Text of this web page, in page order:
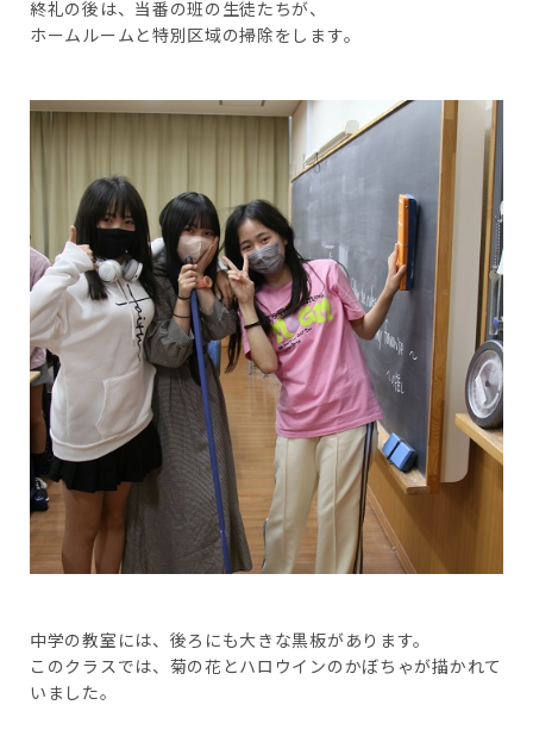
終礼の後は、当番の班の生徒たちが、
ホームルームと特別区域の掃除をします。
中学の教室には、後ろにも大きな黒板があります。
このクラスでは、菊の花とハロウインのかぼちゃが描かれて
いました。